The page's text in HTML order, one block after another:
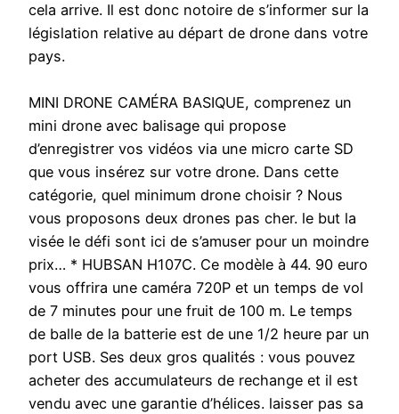
cela arrive. Il est donc notoire de s’informer sur la
législation relative au départ de drone dans votre
pays.
MINI DRONE CAMÉRA BASIQUE, comprenez un
mini drone avec balisage qui propose
d’enregistrer vos vidéos via une micro carte SD
que vous insérez sur votre drone. Dans cette
catégorie, quel minimum drone choisir ? Nous
vous proposons deux drones pas cher. le but la
visée le défi sont ici de s’amuser pour un moindre
prix… * HUBSAN H107C. Ce modèle à 44. 90 euro
vous offrira une caméra 720P et un temps de vol
de 7 minutes pour une fruit de 100 m. Le temps
de balle de la batterie est de une 1/2 heure par un
port USB. Ses deux gros qualités : vous pouvez
acheter des accumulateurs de rechange et il est
vendu avec une garantie d’hélices. laisser pas sa